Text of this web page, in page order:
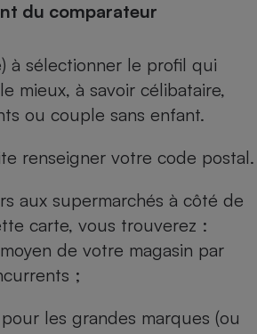
du comparateur
à sélectionner le profil qui
mieux, à savoir célibataire,
ou couple sans enfant.
renseigner votre code postal.
aux supermarchés à côté de
carte, vous trouverez :
de votre magasin par
;
les grandes marques (ou